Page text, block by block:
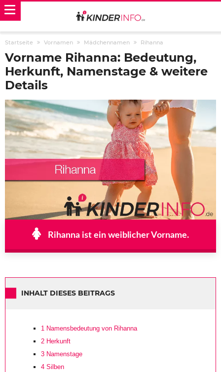
Startseite Vornamen Mädchennamen Rihanna
Vorname Rihanna: Bedeutung,
Herkunft, Namenstage & weitere
Details
Rihanna ist ein weiblicher Vorname.
INHALT DIESES BEITRAGS
1 Namensbedeutung von Rihanna
2 Herkunft
3 Namenstage
4 Silben